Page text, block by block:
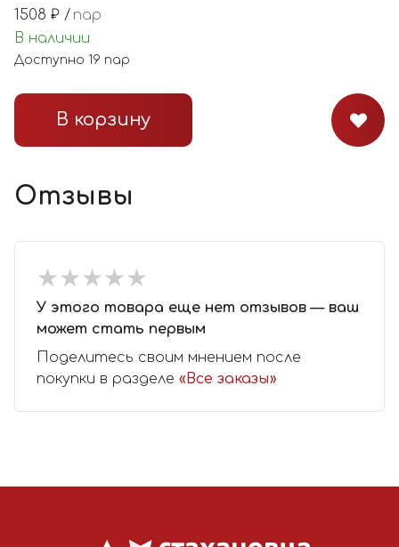
1508 ₽ / пар
В наличии
Доступно 19 пар
В корзину
Отзывы
★★★★★
★★★★★
У этого товара еще нет отзывов — ваш
может стать первым
Поделитесь своим мнением после
покупки в разделе «Все заказы»